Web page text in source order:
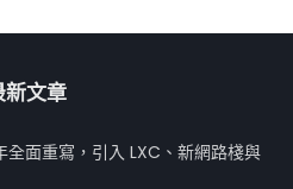
新文章
面重寫，引入 LXC、新網路棧與